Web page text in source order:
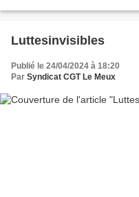
Luttesinvisibles
Publié le 24/04/2024 à 18:20
Par Syndicat CGT Le Meux